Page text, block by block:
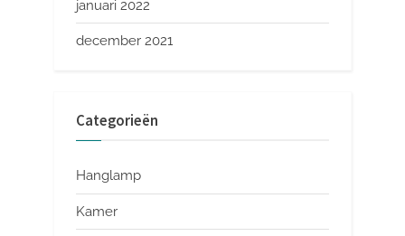
januari 2022
december 2021
Categorieën
Hanglamp
Kamer